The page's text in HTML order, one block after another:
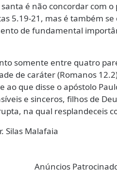
é não concordar com
5.19-21, mas é também
de fundamental
somente entre quatro
de caráter (Romanos
que disse o apóstolo
e sinceros, filhos de
na qual resplandeceis
Silas Malafaia
Anúncios